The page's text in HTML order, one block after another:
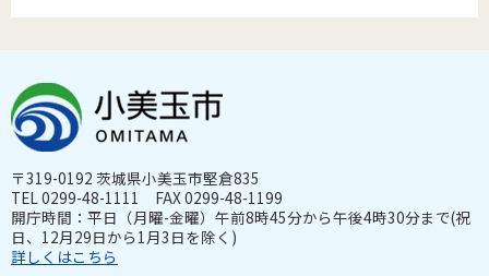
〒319-0192 茨城県小美玉市堅倉835
TEL 0299-48-1111 FAX 0299-48-1199
開庁時間：平日（月曜-金曜）午前8時45分から午後4時30分まで(祝
日、12月29日から1月3日を除く)
詳しくはこちら